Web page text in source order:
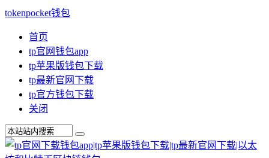
tokenpocket钱包
首页
tp官网钱包app
tp苹果版钱包下载
tp最新官网下载
tp官方钱包下载
关闭